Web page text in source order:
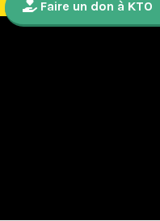
Faire un don à KTO